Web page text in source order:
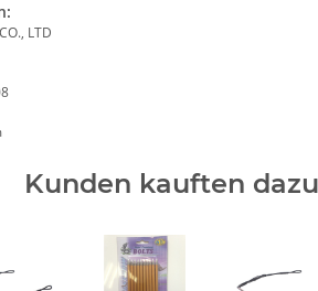
LTD
Kunden kauften